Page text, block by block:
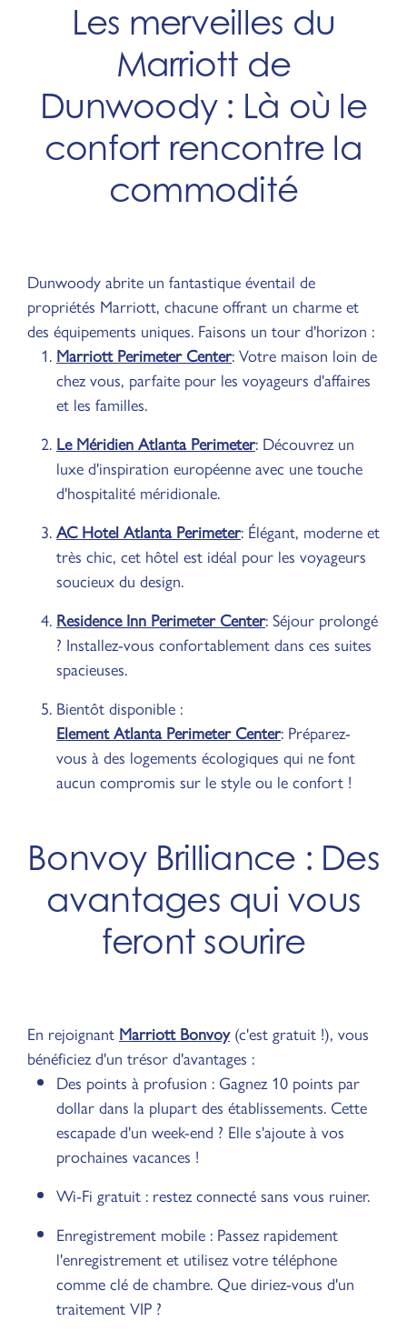
Les merveilles du
Marriott de
Dunwoody : Là où le
confort rencontre la
commodité
Dunwoody abrite un fantastique éventail de
propriétés Marriott, chacune offrant un charme et
des équipements uniques. Faisons un tour d'horizon :
Marriott Perimeter Center: Votre maison loin de
chez vous, parfaite pour les voyageurs d'affaires
et les familles.
Le Méridien Atlanta Perimeter: Découvrez un
luxe d'inspiration européenne avec une touche
d'hospitalité méridionale.
AC Hotel Atlanta Perimeter: Élégant, moderne et
très chic, cet hôtel est idéal pour les voyageurs
soucieux du design.
Residence Inn Perimeter Center: Séjour prolongé
? Installez-vous confortablement dans ces suites
spacieuses.
Bientôt disponible :
Element Atlanta Perimeter Center: Préparez-
vous à des logements écologiques qui ne font
aucun compromis sur le style ou le confort !
Bonvoy Brilliance : Des
avantages qui vous
feront sourire
En rejoignant Marriott Bonvoy(c'est gratuit !), vous
bénéficiez d'un trésor d'avantages :
Des points à profusion : Gagnez 10 points par
dollar dans la plupart des établissements. Cette
escapade d'un week-end ? Elle s'ajoute à vos
prochaines vacances !
Wi-Fi gratuit : restez connecté sans vous ruiner.
Enregistrement mobile : Passez rapidement
l'enregistrement et utilisez votre téléphone
comme clé de chambre. Que diriez-vous d'un
traitement VIP ?